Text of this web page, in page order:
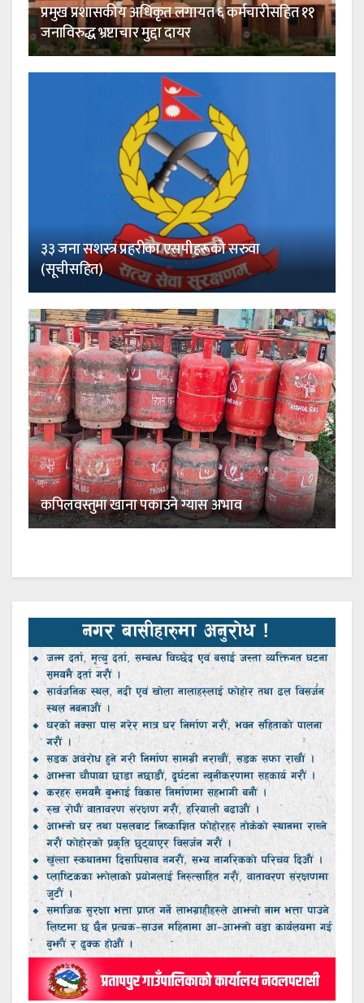
प्रमुख प्रशासकीय अधिकृत लगायत ६ कर्मचारीसहित ११
जनाविरुद्ध भ्रष्टाचार मुद्दा दायर
३३ जना सशस्त्र प्रहरीका एसपीहरूको सरुवा
(सूचीसहित)
कपिलवस्तुमा खाना पकाउने ग्यास अभाव